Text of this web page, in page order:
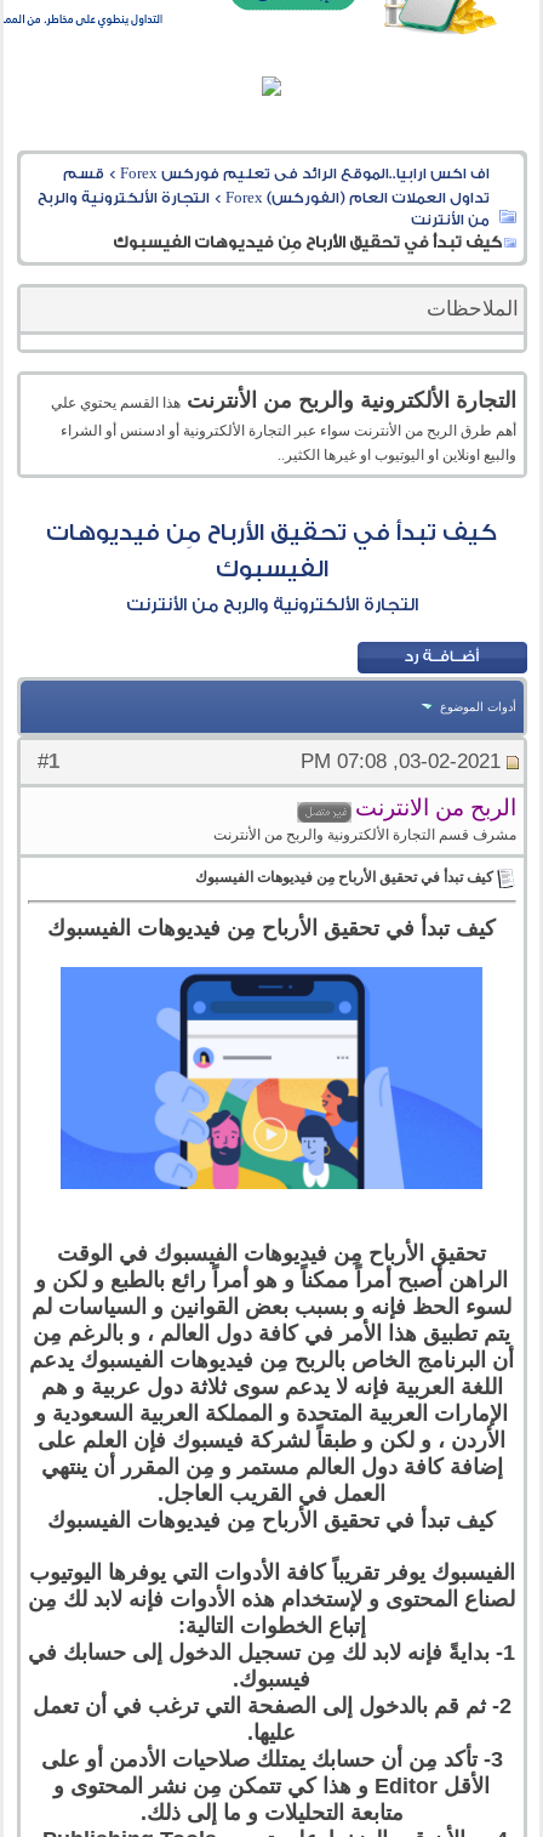
اف اكس ارابيا..الموقع الرائد فى تعليم فوركس Forex > قسم
تداول العملات العام (الفوركس) Forex
>التجارة الألكترونية والربح
من الأنترنت
كيف تبدأ في تحقيق الأرباح مِن فيديوهات الفيسبوك
الملاحظات
التجارة الألكترونية والربح من الأنترنت هذا القسم يحتوي علي
أهم طرق الربح من الأنترنت سواء عبر التجارة الألكترونية أو ادسنس أو الشراء
والبيع اونلاين او اليوتيوب او غيرها الكثير..
كيف تبدأ في تحقيق الأرباح مِن فيديوهات
الفيسبوك
التجارة الألكترونية والربح من الأنترنت
أدوات الموضوع
#
1 03-02-2021, 07:08 PM
الربح من الانترنت
مشرف قسم التجارة الألكترونية والربح من الأنترنت
كيف تبدأ في تحقيق الأرباح مِن فيديوهات الفيسبوك
كيف تبدأ في تحقيق الأرباح مِن فيديوهات الفيسبوك
تحقيق الأرباح مِن فيديوهات الفيسبوك في الوقت
الراهن أصبح أمراً ممكناً و هو أمراً رائع بالطبع و لكن و
لسوء الحظ فإنه و بسبب بعض القوانين و السياسات لم
يتم تطبيق هذا الأمر في كافة دول العالم ، و بالرغم مِن
أن البرنامج الخاص بالربح مِن فيديوهات الفيسبوك يدعم
اللغة العربية فإنه لا يدعم سوى ثلاثة دول عربية و هم
الإمارات العربية المتحدة و المملكة العربية السعودية و
الأردن ، و لكن و طبقاً لشركة فيسبوك فإن العلم على
إضافة كافة دول العالم مستمر و مِن المقرر أن ينتهي
العمل في القريب العاجل.
كيف تبدأ في تحقيق الأرباح مِن فيديوهات الفيسبوك
الفيسبوك يوفر تقريباً كافة الأدوات التي يوفرها اليوتيوب
لصناع المحتوى و لإستخدام هذه الأدوات فإنه لابد لك مِن
إتباع الخطوات التالية:
1- بدايةً فإنه لابد لك مِن تسجيل الدخول إلى حسابك في
فيسبوك.
2- ثم قم بالدخول إلى الصفحة التي ترغب في أن تعمل
عليها.
3- تأكد مِن أن حسابك يمتلك صلاحيات الأدمن أو على
الأقل Editor و هذا كي تتمكن مِن نشر المحتوى و
متابعة التحليلات و ما إلى ذلك.